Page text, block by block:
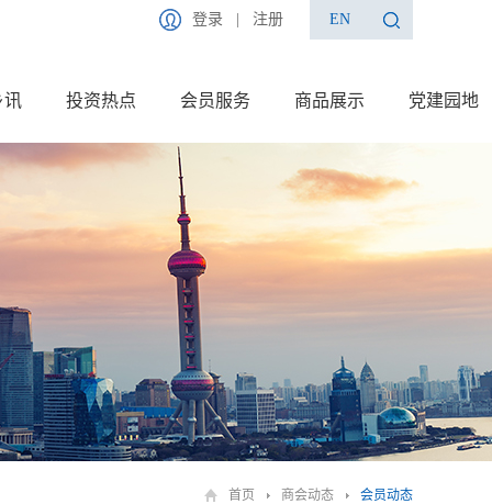
EN
登录 注册
讯 投资热点 会员服务 商品展示 党建园地
首页 商会动态 会员动态